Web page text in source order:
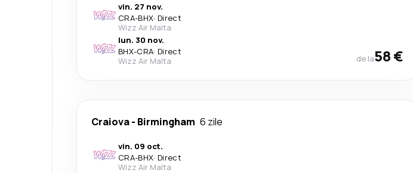
vin. 27 nov.
CRA-BHX· Direct
Wizz Air Malta
lun. 30 nov.
BHX-CRA· Direct
Wizz Air Malta
de la58 €
Craiova- Birmingham 6 zile
vin. 09 oct.
CRA-BHX· Direct
Wizz Air Malta